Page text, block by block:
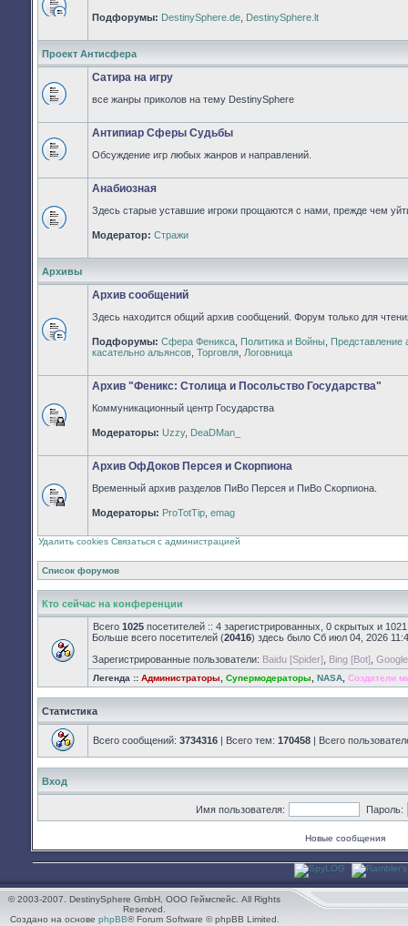
Нет
сообщений
Подфорумы: DestinySphere.de DestinySphere.lt
Проект Антисфера
сообщений
Сатира на игру
все жанры приколов на тему DestinySphere
сообщений
Антипиар Сферы Судьбы
Обсуждение игр любых жанров и направлений.
Нет
непрочитанных
Анабиозная
Здесь старые уставшие игроки прощаются с нами, прежде чем
Модератор: Стражи
Архивы
Нет
непрочитанных
Архив сообщений
Здесь находится общий архив сообщений. Форум только для
Подфорумы: Сфера Феникса Политика и Войны Представление
касательно альянсов Торговля Логовница
Форум
закрыт
Архив "Феникс: Столица и Посольство Государства"
Коммуникационный центр Государства
Модераторы: Uzzy, DeaDMan_
Форум
закрыт
Архив ОфДоков Персея и Скорпиона
Временный архив разделов ПиВо Персея и ПиВо Скорпиона.
Модераторы: ProTotTip emag
Удалить cookies Связаться с администрацией
Список форумов
Кто сейчас на конференции
Всего 1025 посетителей :: 4 зарегистрированных, 0 скрытых и
Больше всего посетителей (20416) здесь было Сб июл 04, 2026
Зарегистрированные пользователи: Baidu [Spider] Bing [Bot]
Легенда :: Администраторы Супермодераторы NASA Создатели
Статистика
Всего сообщений: 3734316 | Всего тем: 170458 | Всего
Вход
Имя пользователя: Пароль:
Новые сообщения
© 2003-2007. DestinySphere GmbH, ООО Геймспейс. All Rights
Reserved.
Создано на основе phpBB® Forum Software © phpBB Limited.